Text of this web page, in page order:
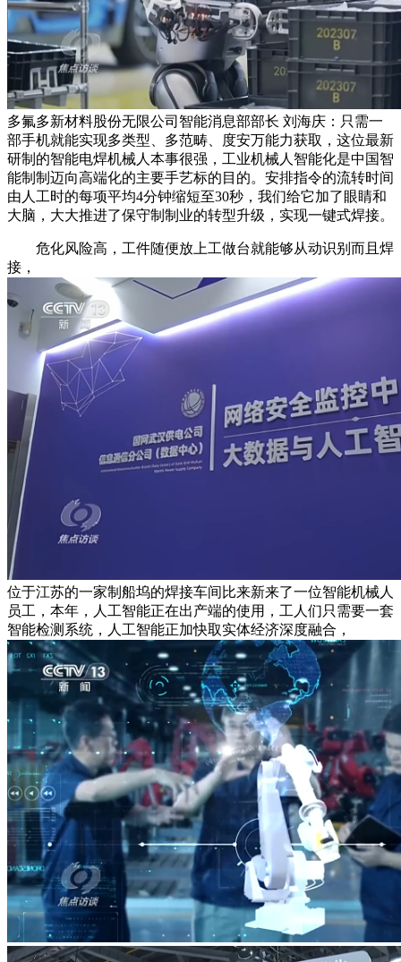
多氟多新材料股份无限公司智能消息部部长 刘海庆：只需一
部手机就能实现多类型、多范畴、度安万能力获取，这位最新
研制的智能电焊机械人本事很强，工业机械人智能化是中国智
能制制迈向高端化的主要手艺标的目的。安排指令的流转时间
由人工时的每项平均4分钟缩短至30秒，我们给它加了眼睛和
大脑，大大推进了保守制制业的转型升级，实现一键式焊接。
危化风险高，工件随便放上工做台就能够从动识别而且焊
接，
位于江苏的一家制船坞的焊接车间比来新来了一位智能机械人
员工，本年，人工智能正在出产端的使用，工人们只需要一套
智能检测系统，人工智能正加快取实体经济深度融合，